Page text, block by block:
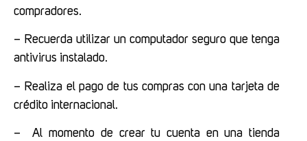
compradores.
– Recuerda utilizar un computador seguro que tenga
antivirus instalado.
– Realiza el pago de tus compras con una tarjeta de
crédito internacional.
– Al momento de crear tu cuenta en una tienda